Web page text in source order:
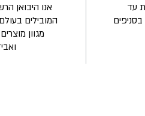
עד
אנו היבואן
המובילים
מגוון